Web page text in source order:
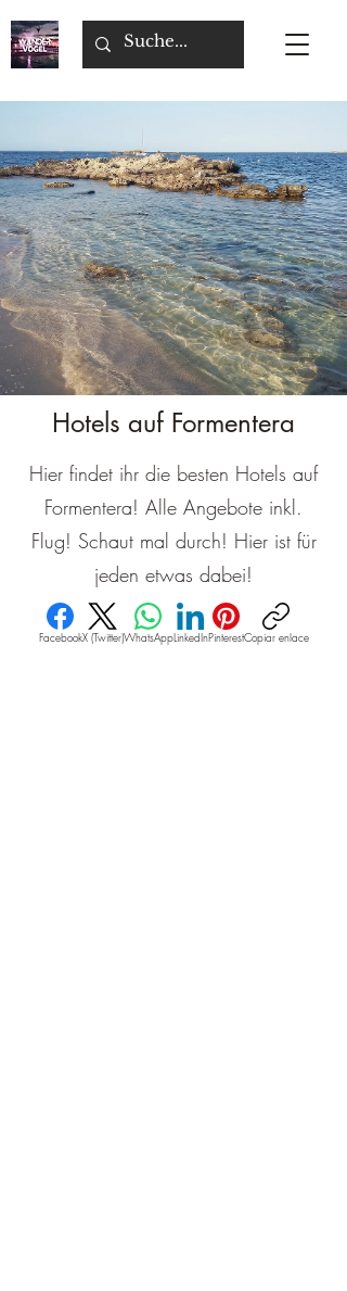
Hotels auf Formentera
Hier findet ihr die besten Hotels auf
Formentera! Alle Angebote inkl.
Flug! Schaut mal durch! Hier ist für
jeden etwas dabei!
FacebookX (Twitter)WhatsAppLinkedInPinterestCopiar enlace